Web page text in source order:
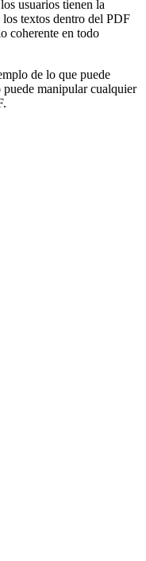
usuarios tienen la
textos dentro del PDF
coherente en todo
de lo que puede
manipular cualquier